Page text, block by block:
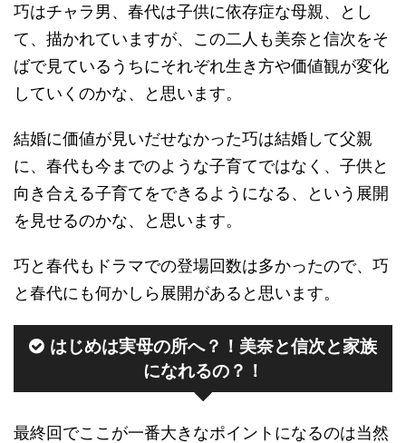
巧はチャラ男、春代は子供に依存症な母親、とし
て、描かれていますが、この二人も美奈と信次をそ
ばで見ているうちにそれぞれ生き方や価値観が変化
していくのかな、と思います。
結婚に価値が見いだせなかった巧は結婚して父親
に、春代も今までのような子育てではなく、子供と
向き合える子育てをできるようになる、という展開
を見せるのかな、と思います。
巧と春代もドラマでの登場回数は多かったので、巧
と春代にも何かしら展開があると思います。
はじめは実母の所へ？！美奈と信次と家族
になれるの？！
最終回でここが一番大きなポイントになるのは当然